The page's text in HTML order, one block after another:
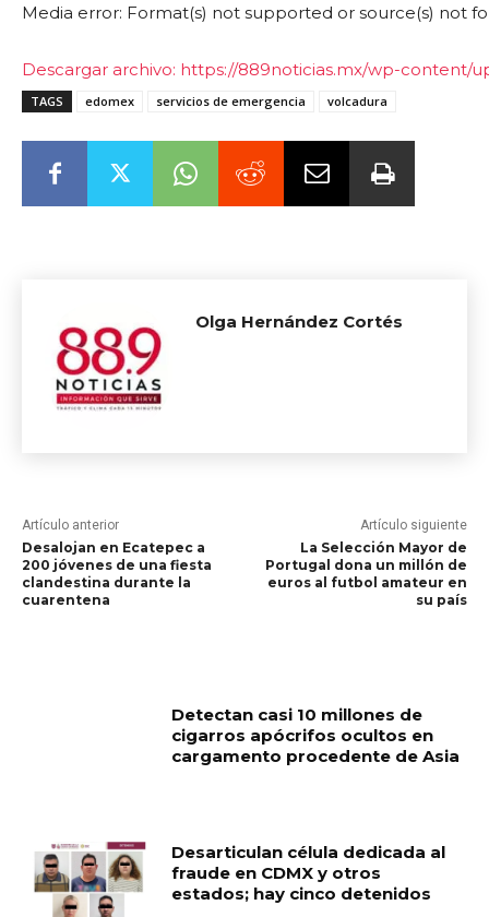
Media error: Format(s) not supported or source(s) not
Descargar archivo: https://889noticias.mx/wp-content/
TAGS edomex servicios de emergencia volcadura
Olga Hernández Cortés
Artículo anterior
Desalojan en Ecatepec a
200 jóvenes de una fiesta
clandestina durante la
cuarentena
Artículo siguiente
La Selección Mayor de
Portugal dona un millón de
euros al futbol amateur en
su país
Detectan casi 10 millones de
cigarros apócrifos ocultos en
cargamento procedente de Asia
Desarticulan célula dedicada al
fraude en CDMX y otros
estados; hay cinco detenidos